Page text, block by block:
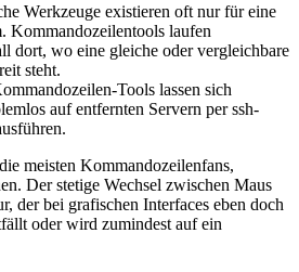
Werkzeuge existieren oft nur für eine
Kommandozeilentools laufen
dort, wo eine gleiche oder vergleichbare
steht.
Tools lassen sich
auf entfernten Servern per ssh-
meisten Kommandozeilenfans,
Der stetige Wechsel zwischen Maus
der bei grafischen Interfaces eben doch
oder wird zumindest auf ein